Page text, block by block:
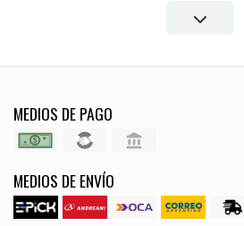
MEDIOS DE PAGO
MEDIOS DE ENVÍO